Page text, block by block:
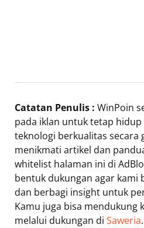
Catatan Penulis : WinPoin
pada iklan untuk tetap
teknologi berkualitas
menikmati artikel dan
whitelist halaman ini di
bentuk dukungan agar kami
dan berbagi insight untuk
Kamu juga bisa mendukung
melalui dukungan di Saweria